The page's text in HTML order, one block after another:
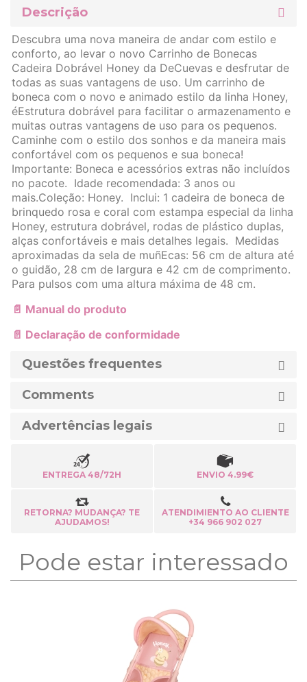
Descrição
Descubra uma nova maneira de andar com estilo e
conforto, ao levar o novo Carrinho de Bonecas
Cadeira Dobrável Honey da DeCuevas e desfrutar de
todas as suas vantagens de uso. Um carrinho de
boneca com o novo e animado estilo da linha Honey,
éEstrutura dobrável para facilitar o armazenamento e
muitas outras vantagens de uso para os pequenos.
Caminhe com o estilo dos sonhos e da maneira mais
confortável com os pequenos e sua boneca!
Importante: Boneca e acessórios extras não incluídos
no pacote. Idade recomendada: 3 anos ou
mais.Coleção: Honey. Inclui: 1 cadeira de boneca de
brinquedo rosa e coral com estampa especial da linha
Honey, estrutura dobrável, rodas de plástico duplas,
alças confortáveis e mais detalhes legais. Medidas
aproximadas da sela de muñEcas: 56 cm de altura até
o guidão, 28 cm de largura e 42 cm de comprimento.
Para pulsos com uma altura máxima de 48 cm.
📄 Manual do produto
📄 Declaração de conformidade
Questões frequentes
Comments
Advertências legais
ENTREGA 48/72H ENVIO 4.99€
RETORNA? MUDANÇA? TE
AJUDAMOS!
ATENDIMIENTO AO CLIENTE
+34 966 902 027
Pode estar interessado